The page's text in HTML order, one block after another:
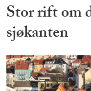
Stor rift om
sjøkanten